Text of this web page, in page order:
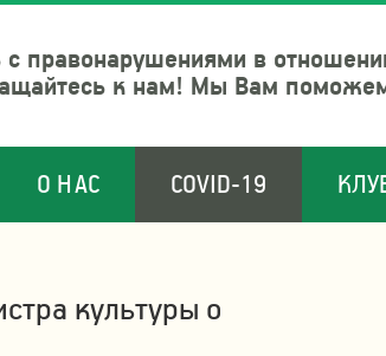
с правонарушениями в
к нам! Мы Вам
О НАС COVID-19
культуры о